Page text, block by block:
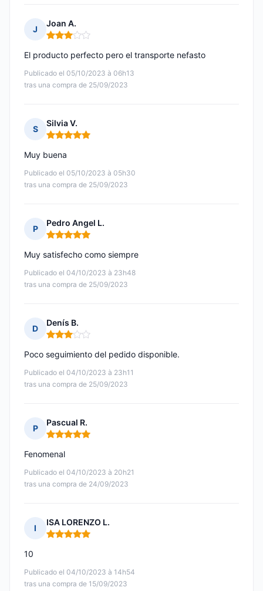
J
Joan A.
Nota: 3 de 5
Publicado el 05/10/2023 à 06h13
tras una compra de 25/09/2023
El producto perfecto pero el transporte nefasto
S
Silvia V.
Nota: 5 de 5
Publicado el 05/10/2023 à 05h30
tras una compra de 25/09/2023
Muy buena
P
Pedro Angel L.
Nota: 5 de 5
Publicado el 04/10/2023 à 23h48
tras una compra de 25/09/2023
Muy satisfecho como siempre
D
Denís B.
Nota: 3 de 5
Publicado el 04/10/2023 à 23h11
tras una compra de 25/09/2023
Poco seguimiento del pedido disponible.
P
Pascual R.
Nota: 5 de 5
Publicado el 04/10/2023 à 20h21
tras una compra de 24/09/2023
Fenomenal
I
ISA LORENZO L.
Nota: 5 de 5
Publicado el 04/10/2023 à 14h54
tras una compra de 15/09/2023
10